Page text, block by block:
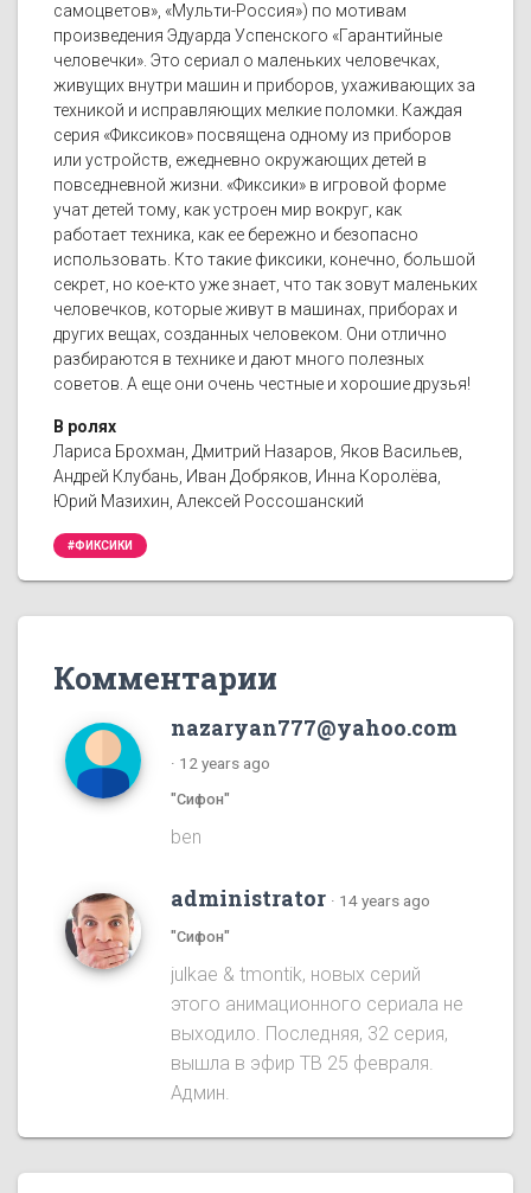
самоцветов», «Мульти-Россия») по мотивам
произведения Эдуарда Успенского «Гарантийные
человечки». Это сериал о маленьких человечках,
живущих внутри машин и приборов, ухаживающих за
техникой и исправляющих мелкие поломки. Каждая
серия «Фиксиков» посвящена одному из приборов
или устройств, ежедневно окружающих детей в
повседневной жизни. «Фиксики» в игровой форме
учат детей тому, как устроен мир вокруг, как
работает техника, как ее бережно и безопасно
использовать. Кто такие фиксики, конечно, большой
секрет, но кое-кто уже знает, что так зовут маленьких
человечков, которые живут в машинах, приборах и
других вещах, созданных человеком. Они отлично
разбираются в технике и дают много полезных
советов. А еще они очень честные и хорошие друзья!
В ролях
Лариса Брохман, Дмитрий Назаров, Яков Васильев,
Андрей Клубань, Иван Добряков, Инна Королёва,
Юрий Мазихин, Алексей Россошанский
#ФИКСИКИ
Комментарии
nazaryan777@yahoo.com
· 12 years ago
"Сифон"
ben
administrator · 14 years ago
"Сифон"
julkae & tmontik, новых серий
этого анимационного сериала не
выходило. Последняя, 32 серия,
вышла в эфир ТВ 25 февраля.
Админ.